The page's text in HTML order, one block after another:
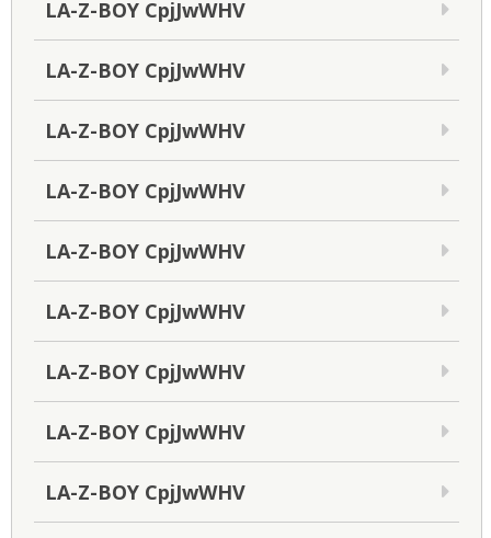
LA-Z-BOY CpjJwWHV
LA-Z-BOY CpjJwWHV
LA-Z-BOY CpjJwWHV
LA-Z-BOY CpjJwWHV
LA-Z-BOY CpjJwWHV
LA-Z-BOY CpjJwWHV
LA-Z-BOY CpjJwWHV
LA-Z-BOY CpjJwWHV
LA-Z-BOY CpjJwWHV